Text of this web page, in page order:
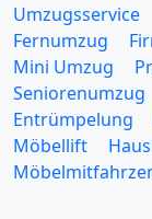
Umzugsservice
Fernumzug
Mini Umzug
Seniorenumzug
Entrümpelung
Möbellift